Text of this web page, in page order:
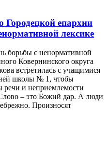
епархии
лексике
борьбы с ненормативной
Ковернинского округа
встретилась с учащимися
школы № 1, чтобы
речи и неприемлемости
– это Божий дар. А люди
Произносят